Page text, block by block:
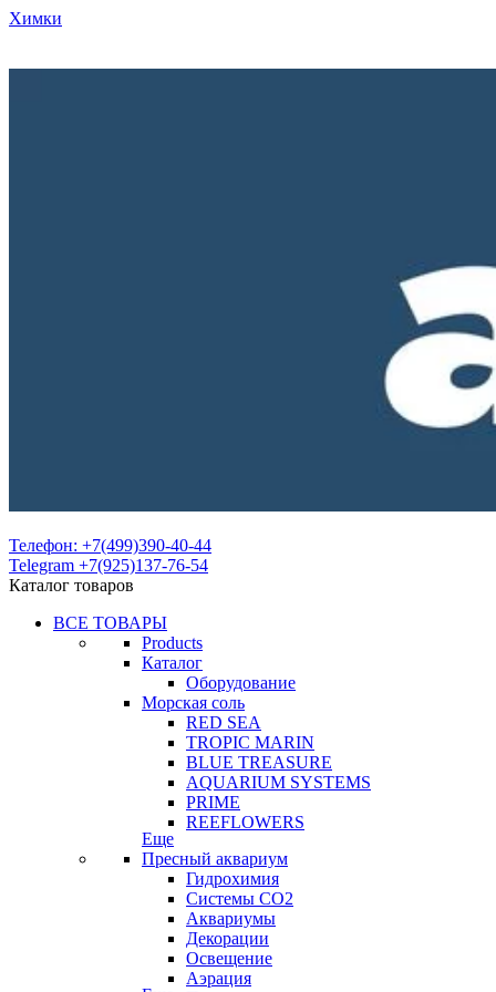
Химки
Телефон: +7(499)390-40-44
Telegram +7(925)137-76-54
Каталог товаров
ВСЕ ТОВАРЫ
Products
Каталог
Оборудование
Морская соль
RED SEA
TROPIC MARIN
BLUE TREASURE
AQUARIUM SYSTEMS
PRIME
REEFLOWERS
Еще
Пресный аквариум
Гидрохимия
Системы СО2
Аквариумы
Декорации
Освещение
Аэрация